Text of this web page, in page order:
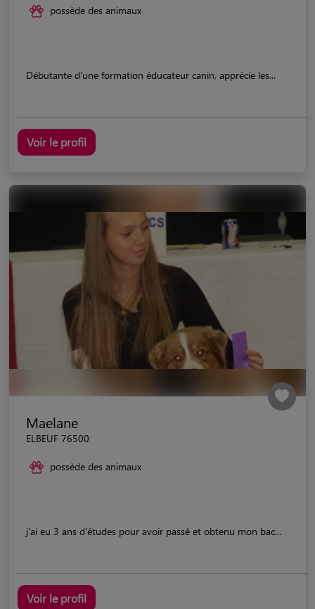
possède des animaux
Débutante d'une formation éducateur canin, apprécie les...
Voir le profil
Maelane
ELBEUF 76500
possède des animaux
j'ai eu 3 ans d'études pour avoir passé et obtenu mon bac...
Voir le profil